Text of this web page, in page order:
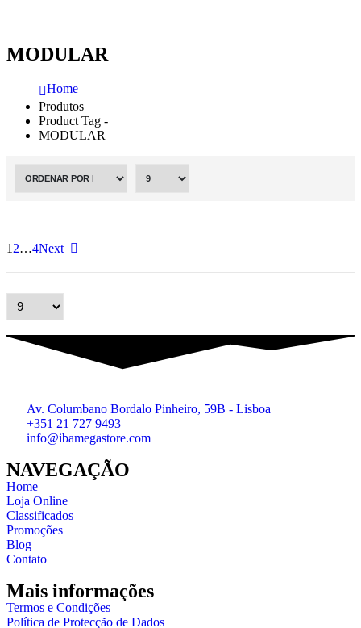
MODULAR
Home
Produtos
Product Tag -
MODULAR
1 2…4Next
Av. Columbano Bordalo Pinheiro, 59B - Lisboa
+351 21 727 9493
info@ibamegastore.com
NAVEGAÇÃO
Home
Loja Online
Classificados
Promoções
Blog
Contato
Mais informações
Termos e Condições
Política de Protecção de Dados